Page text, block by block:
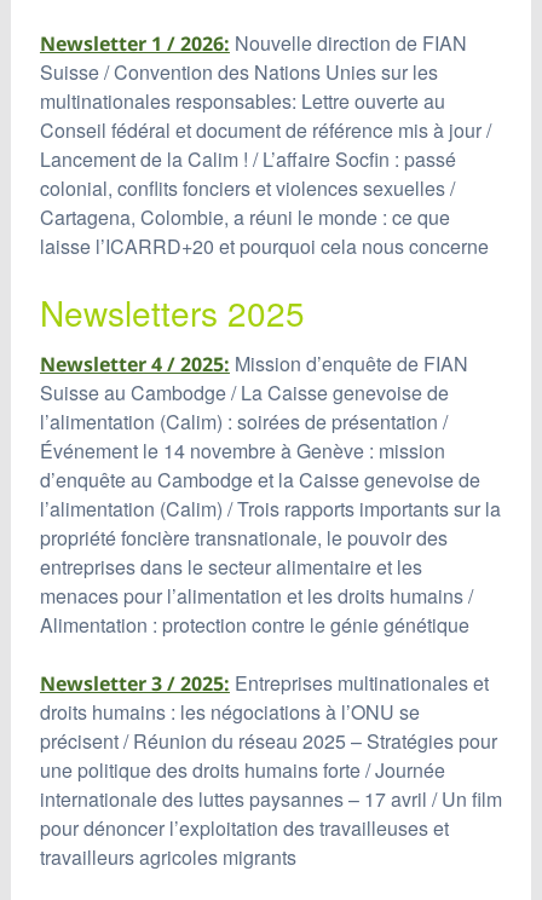
Newsletter 1 / 2026: Nouvelle direction de FIAN
Suisse / Convention des Nations Unies sur les
multinationales responsables: Lettre ouverte au
Conseil fédéral et document de référence mis à jour /
Lancement de la Calim ! / L’affaire Socfin : passé
colonial, conflits fonciers et violences sexuelles /
Cartagena, Colombie, a réuni le monde : ce que
laisse l’ICARRD+20 et pourquoi cela nous concerne
Newsletters 2025
Newsletter 4 / 2025: Mission d’enquête de FIAN
Suisse au Cambodge / La Caisse genevoise de
l’alimentation (Calim) : soirées de présentation /
Événement le 14 novembre à Genève : mission
d’enquête au Cambodge et la Caisse genevoise de
l’alimentation (Calim) / Trois rapports importants sur la
propriété foncière transnationale, le pouvoir des
entreprises dans le secteur alimentaire et les
menaces pour l’alimentation et les droits humains /
Alimentation : protection contre le génie génétique
Newsletter 3 / 2025: Entreprises multinationales et
droits humains : les négociations à l’ONU se
précisent / Réunion du réseau 2025 – Stratégies pour
une politique des droits humains forte / Journée
internationale des luttes paysannes – 17 avril / Un film
pour dénoncer l’exploitation des travailleuses et
travailleurs agricoles migrants